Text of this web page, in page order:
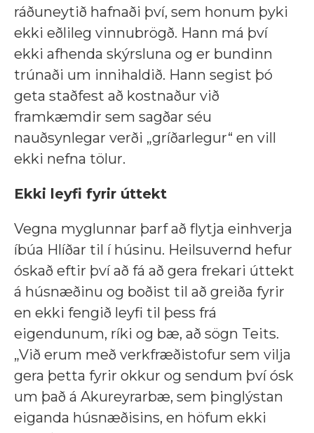
ráðuneytið hafnaði því, sem honum þyki
ekki eðlileg vinnubrögð. Hann má því
ekki afhenda skýrsluna og er bundinn
trúnaði um innihaldið. Hann segist þó
geta staðfest að kostnaður við
framkæmdir sem sagðar séu
nauðsynlegar verði „gríðarlegur“ en vill
ekki nefna tölur.
Ekki leyfi fyrir úttekt
Vegna myglunnar þarf að flytja einhverja
íbúa Hlíðar til í húsinu. Heilsuvernd hefur
óskað eftir því að fá að gera frekari úttekt
á húsnæðinu og boðist til að greiða fyrir
en ekki fengið leyfi til þess frá
eigendunum, ríki og bæ, að sögn Teits.
„Við erum með verkfræðistofur sem vilja
gera þetta fyrir okkur og sendum því ósk
um það á Akureyrarbæ, sem þinglýstan
eiganda húsnæðisins, en höfum ekki